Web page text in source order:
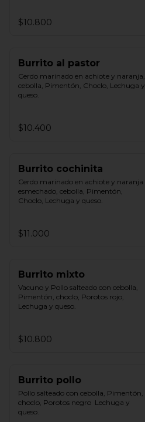
$10.800
Burrito al pastor
Cerdo marinado en achiote y naranja,
cebolla, Pimentón, Choclo, Lechuga y
queso.
$10.400
Burrito cochinita
Cerdo marinado en achiote y naranja
esmechado, cebolla, Pimentón,
Choclo, Lechuga y queso.
$11.000
Burrito mixto
Vacuno y Pollo salteado con cebolla,
Pimentón, choclo, Porotos rojo,
Lechuga y queso.
$10.800
Burrito pollo
Pollo salteado con cebolla, Pimentón,
choclo, Porotos negro  Lechuga y
queso.